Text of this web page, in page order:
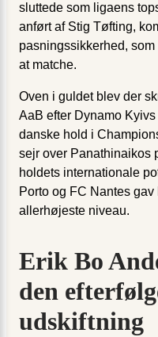
sluttede som ligaens
anført af Stig Tøfting,
pasningssikkerhed,
at matche.
Oven i guldet blev der
AaB efter Dynamo
danske hold i
sejr over Panathinaikos
holdets internationale
Porto og FC Nantes
allerhøjeste niveau.
Erik Bo
den
udskiftning